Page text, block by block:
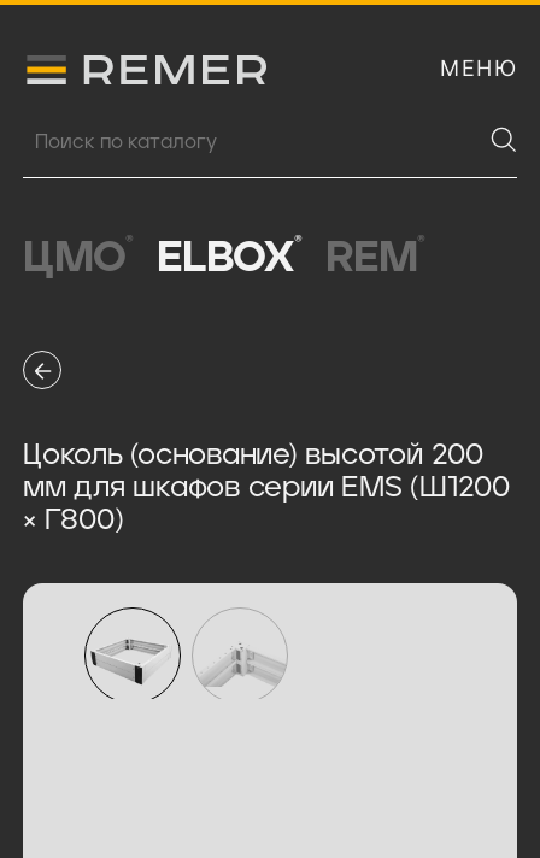
Логитип компании Remer МЕНЮ
Поиск продукции
ЦМО® ELBOX® REM ®
Цоколь (основание) высотой 200
мм для шкафов серии EMS (Ш1200
× Г800)